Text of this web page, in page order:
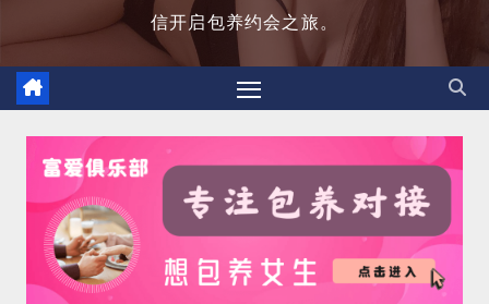
信开启包养约会之旅。